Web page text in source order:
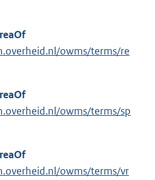
owms/terms/re
owms/terms/sp
owms/terms/vr